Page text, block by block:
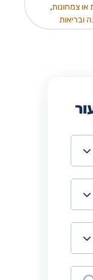
או צמחונות,
ובריאות